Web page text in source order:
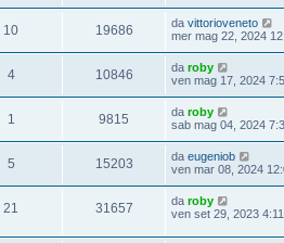
10 19686 da vittorioveneto
mer mag 22, 2024
4 10846 da roby
ven mag 17, 2024
1 9815 da roby
sab mag 04, 2024
5 15203 da eugeniob
ven mar 08, 2024
21 31657 da roby
ven set 29, 2023